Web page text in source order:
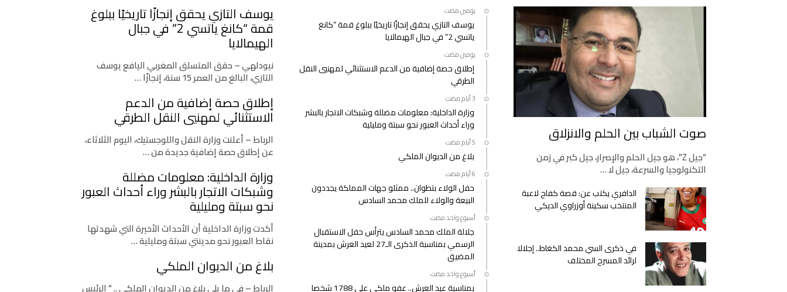
عملية
التذاكر
وتطبيق
“يالا”
أًصبح
متاحا
مغلقة
صوت الشباب بين الحلم والانزلاق
“جيل Z”، هو جيل الحلم والإصرار، جيل كبر في زمن
التكنولوجيا والسرعة، جيل لا …
الدافري يكتب عن: قصة كفاح لاعبة
المنتخب سكينة أوزراوي الديكي
في ذكرى السي محمد الكغاط.. إجلالا
لرائد المسرح المختلف
‫‫‫‏‫يومين مضت‬
يوسف التازي يحقق إنجازًا تاريخيًا ببلوغ قمة “كانغ
ياتسي 2” في جبال الهيمالايا
‫‫‫‏‫يومين مضت‬
إطلاق حصة إضافية من الدعم الاستثنائي لمهنيي النقل
الطرقي
وزارة الداخلية: معلومات مضللة وشبكات الاتجار بالبشر
وراء أحداث العبور نحو سبتة ومليلية
بلاغ من الديوان الملكي
حفل الولاء بتطوان.. ممثلو جهات المملكة يجددون
البيعة والولاء للملك محمد السادس
‫‫‫‏‫أسبوع واحد مضت‬
جلالة الملك محمد السادس يترأس حفل الاستقبال
الرسمي بمناسبة الذكرى الـ27 لعيد العرش بمدينة
المضيق
‫‫‫‏‫أسبوع واحد مضت‬
بمناسبة عيد العرش.. عفو ملكي على 1788 شخصا
يوسف التازي يحقق إنجازًا تاريخيًا ببلوغ
قمة “كانغ ياتسي 2” في جبال
الهيمالايا
نيودلهي – حقق المتسلق المغربي اليافع يوسف
التازي، البالغ من العمر 15 سنة، إنجازًا …
إطلاق حصة إضافية من الدعم
الاستثنائي لمهنيي النقل الطرقي
الرباط – أعلنت وزارة النقل واللوجستيك، اليوم الثلاثاء،
عن إطلاق حصة إضافية جديدة من …
وزارة الداخلية: معلومات مضللة
وشبكات الاتجار بالبشر وراء أحداث العبور
نحو سبتة ومليلية
أكدت وزارة الداخلية أن الأحداث الأخيرة التي شهدتها
نقاط العبور نحو مدينتي سبتة ومليلية …
بلاغ من الديوان الملكي
الرباط – في ما يلي بلاغ من الديوان الملكي .. ” الرئيس